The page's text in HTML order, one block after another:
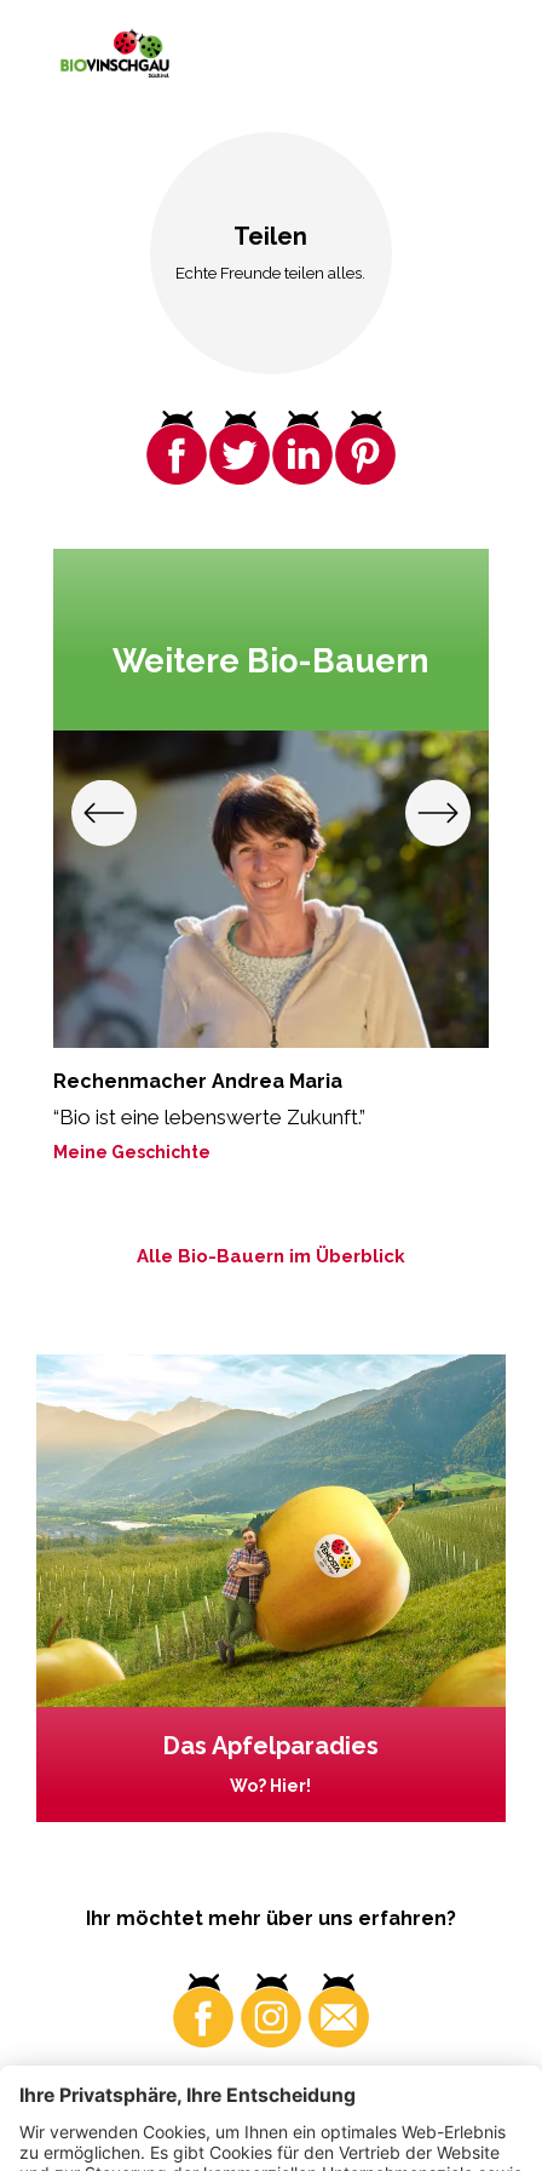
Teilen
Echte Freunde teilen alles.
Weitere Bio-Bauern
Rechenmacher Andrea Maria
“Bio ist eine lebenswerte Zukunft.”
Meine Geschichte
Alle Bio-Bauern im Überblick
Das Apfelparadies
Wo? Hier!
Ihr möchtet mehr über uns erfahren?
Business Produzenten